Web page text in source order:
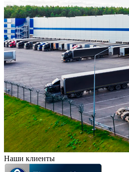
Наши клиенты